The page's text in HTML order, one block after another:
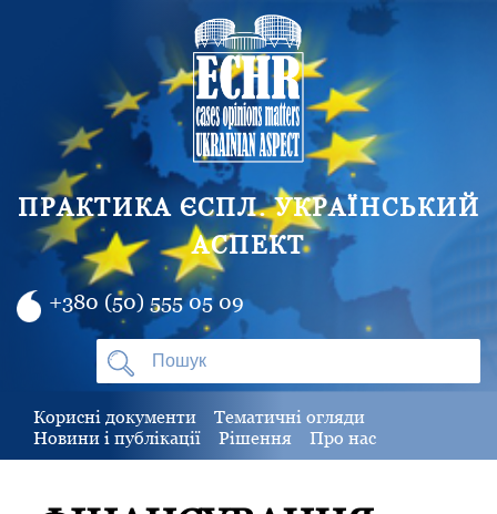
ПРАКТИКА ЄСПЛ. УКРАЇНСЬКИЙ
АСПЕКТ
+380 (50) 555 05 09
Корисні документи
Тематичні огляди
Новини і публікації
Рішення Про нас